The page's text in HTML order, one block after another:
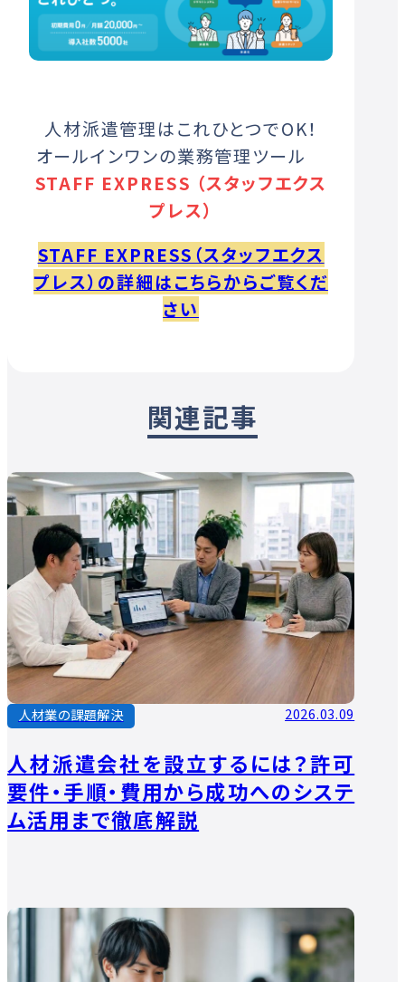
人材派遣管理はこれひとつでOK！
オールインワンの業務管理ツール
STAFF EXPRESS （スタッフエクス
プレス）
STAFF EXPRESS（スタッフエクス
プレス）の詳細はこちらからご覧くだ
さい
関連記事
人材派遣会社を設立するには？許可
要件・手順・費用から成功へのシステ
ム活用まで徹底解説
人材業の課題解決 2026.03.09